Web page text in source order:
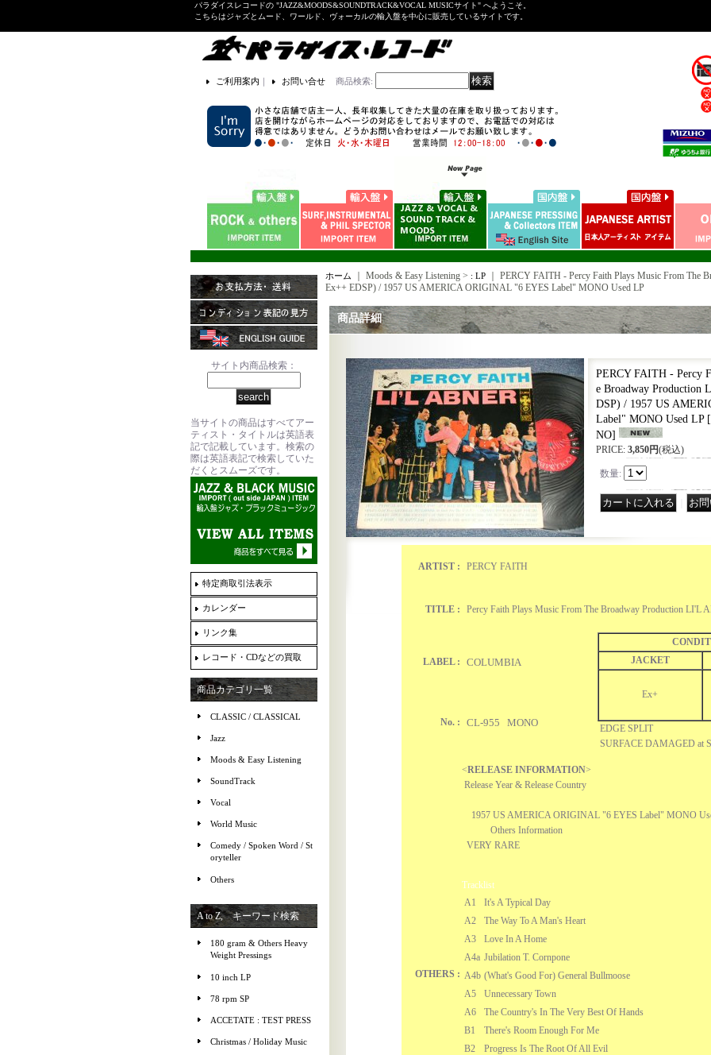
パラダイスレコードの "JAZZ&MOODS&SOUNDTRACK&VOCAL MUSICサイト" へようこそ。
こちらはジャズとムード、ワールド、ヴォーカルの輸入盤を中心に販売しているサイトです。
ご利用案内 ｜ お問い合せ 商品検索:
サイト内商品検索：
当サイトの商品はすべてアー
ティスト・タイトルは英語表
記で記載しています。検索の
際は英語表記で検索していた
だくとスムーズです。
特定商取引法表示
カレンダー
リンク集
レコード・CDなどの買取
商品カテゴリ一覧
CLASSIC / CLASSICAL
Jazz
Moods & Easy Listening
SoundTrack
Vocal
World Music
Comedy / Spoken Word / St
oryteller
Others
A to Z, キーワード検索
180 gram & Others Heavy
Weight Pressings
10 inch LP
78 rpm SP
ACCETATE : TEST PRESS
Christmas / Holiday Music
ホーム ｜ Moods & Easy Listening > : LP
PERCY FAITH - Percy Faith Plays Music From The
Ex++ EDSP) / 1957 US AMERICA ORIGINAL "6 EYES Label" MONO Used LP
商品詳細
PERCY FAITH - Percy
e Broadway Production
DSP) / 1957 US
Label" MONO Used LP [
NO]
PRICE: 3,850円(税込)
数量:
ARTIST : PERCY FAITH
TITLE : Percy Faith Plays Music From The Broadway Production LI'L
LABEL : COLUMBIA
JACKET
Ex+
EDGE SPLIT
SURFACE DAMAGED at
No. : CL-955 MONO
OTHERS :
<RELEASE INFORMATION>
Release Year & Release Country
1957 US AMERICA ORIGINAL "6 EYES Label" MONO
Others Information
VERY RARE
Tracklist
A1
It's A Typical Day
A2
The Way To A Man's Heart
A3
Love In A Home
A4a Jubilation T. Cornpone
A4b (What's Good For) General Bullmoose
A5
Unnecessary Town
A6
The Country's In The Very Best Of Hands
B1
There's Room Enough For Me
B2
Progress Is The Root Of All Evil